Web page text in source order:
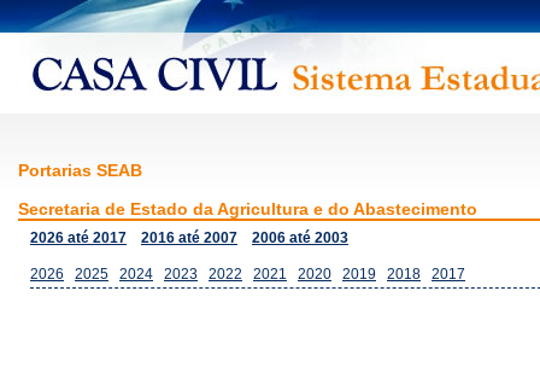
Portarias SEAB
Secretaria de Estado da Agricultura e do Abastecimento
2026 até 2017 2016 até 2007 2006 até 2003
2026 2025 2024 2023 2022 2021 2020 2019 2018 2017